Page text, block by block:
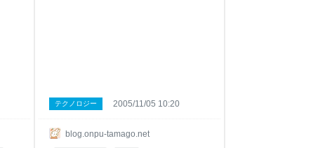
blog.onpu-tamago.net
テクノロジー 2005/11/05 10:20